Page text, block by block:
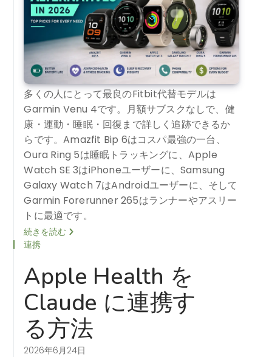
多くの人にとって最良のFitbit代替モデルは
Garmin Venu 4です。月額サブスクなしで、健
康・運動・睡眠・回復まで詳しく追跡できるか
らです。Amazfit Bip 6はコスパ最強の一台、
Oura Ring 5は睡眠トラッキングに、Apple
Watch SE 3はiPhoneユーザーに、Samsung
Galaxy Watch 7はAndroidユーザーに、そして
Garmin Forerunner 265はランナーやアスリー
トに最適です。
続きを読む
連携
Apple Health を
Claude に連携す
る方法
2026年6月24日